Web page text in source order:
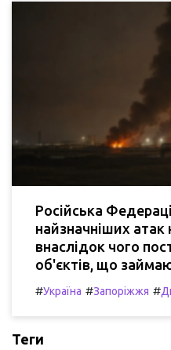
Російська
найзначніших атак
внаслідок чого
об'єктів, що
#Україна #Запоріжжя #
Теги